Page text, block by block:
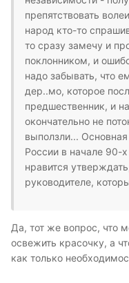
препятствовать
народ кто-то
то сразу замечу и
поклонником, и
надо забывать, что
дер..мо, которое
предшественник, и
окончательно не
выползли... Основная
России в начале 90-
нравится
руководителе,
Да, тот же вопрос, что
освежить красочку, а
как только